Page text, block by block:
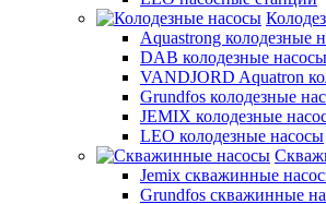
Aquastrong колодезные
DAB колодезные насосы
VANDJORD Aquatron
Grundfos колодезные
JEMIX колодезные
LEO колодезные насосы
Jemix cкважинные
Grundfos скважинные